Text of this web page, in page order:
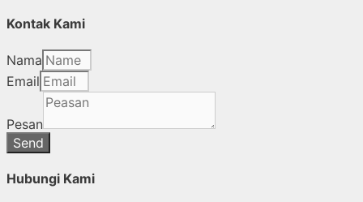
Kontak Kami
Nama
Email
Pesan
Send
Hubungi Kami